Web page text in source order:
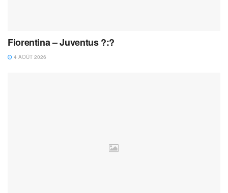
Fiorentina – Juventus ?:?
4 AOÛT 2026